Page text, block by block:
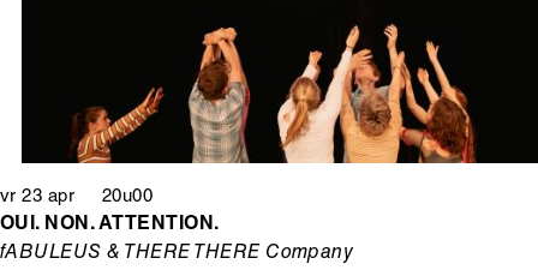
vr 23 apr 20u00
OUI. NON. ATTENTION.
fABULEUS & THERE THERE Company